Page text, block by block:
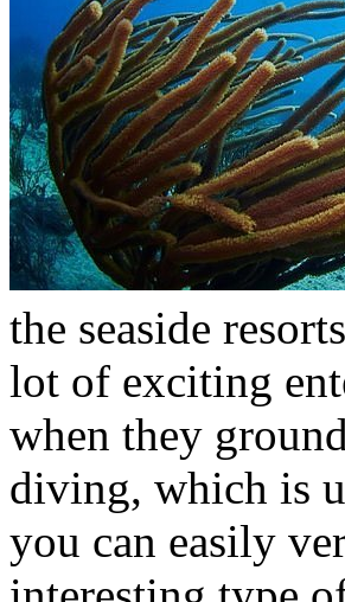
the seaside
lot of exciting
when they
diving, which is
you can easily